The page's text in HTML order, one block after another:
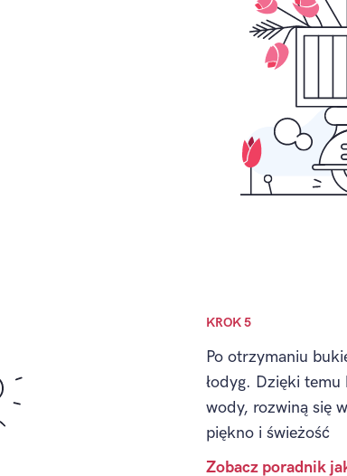
KROK 5
Po otrzymaniu
łodyg. Dzięki
wody, rozwiną się
piękno i świeżość
Zobacz poradnik